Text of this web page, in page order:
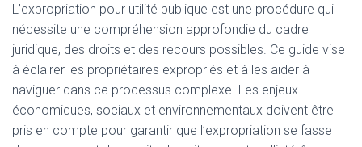
L’expropriation pour utilité publique est une procédure qui
nécessite une compréhension approfondie du cadre
juridique, des droits et des recours possibles. Ce guide vise
à éclairer les propriétaires expropriés et à les aider à
naviguer dans ce processus complexe. Les enjeux
économiques, sociaux et environnementaux doivent être
pris en compte pour garantir que l’expropriation se fasse